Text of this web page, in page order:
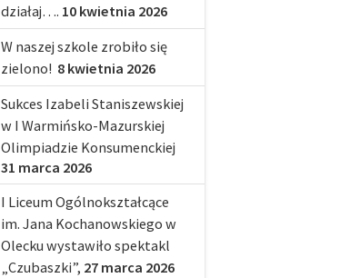
działaj…. 10 kwietnia 2026
W naszej szkole zrobiło się
zielono! 8 kwietnia 2026
Sukces Izabeli Staniszewskiej
w I Warmińsko-Mazurskiej
Olimpiadzie Konsumenckiej
31 marca 2026
I Liceum Ogólnokształcące
im. Jana Kochanowskiego w
Olecku wystawiło spektakl
„Czubaszki”, 27 marca 2026